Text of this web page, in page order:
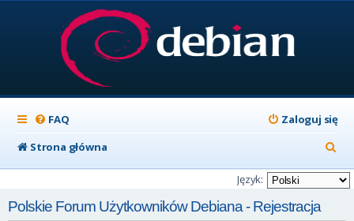
FAQ
Zaloguj się
Strona główna
z
u
Język:
Polskie Forum Użytkowników Debiana - Rejestracja